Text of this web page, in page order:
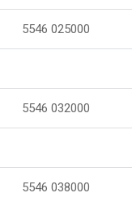
5546 025000
5546 032000
5546 038000